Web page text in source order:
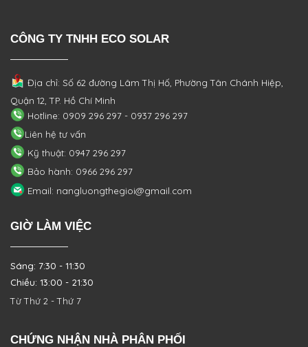
CÔNG TY TNHH ECO SOLAR
Địa chỉ: Số 62 đường Lâm Thị Hố, PhườngTân Chánh Hiệp,
Quận 12, TP. Hồ Chí Minh
Hotline: 0909 296 297 - 0937 296 297
Liên hệ tư vấn
Kỹ thuật: 0947 296 297
Bảo hành: 0966 296 297
Email: nangluongthegioi@gmail.com
GIỜ LÀM VIỆC
Sáng: 7:30 - 11:30
Chiều: 13:00 - 21:30
Từ Thứ 2 - Thứ 7
CHỨNG NHẬN NHÀ PHÂN PHỐI